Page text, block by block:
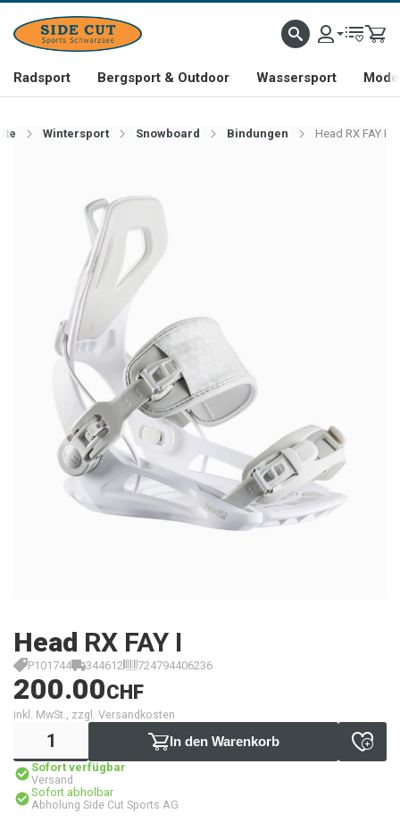
Radsport Bergsport & Outdoor Wassersport
Wintersport Snowboard Bindungen Head RX FAY I
Head RX FAY I
P101744 344612 724794406236
200.00CHF
inkl. MwSt., zzgl. Versandkosten
In den Warenkorb
Sofort verfügbar
Versand
Sofort abholbar
Abholung Side Cut Sports AG